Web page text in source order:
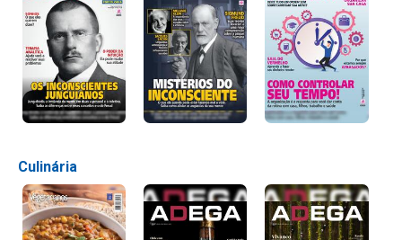
Culinária